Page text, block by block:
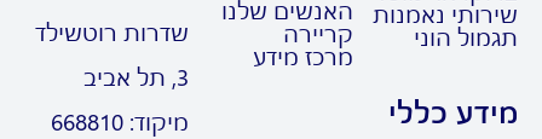
נאמנות
הוני
כללי
האנשים שלנו
קריירה
מרכז מידע
שדרות רוטשילד
מיקוד: 668810